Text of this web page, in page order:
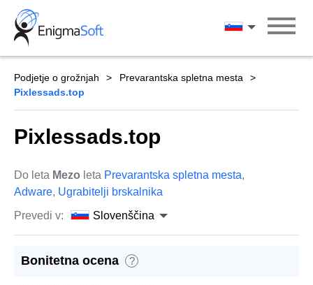
Skip
content
Slovenščina
Podjetje o grožnjah
Prevarantska spletna mesta
Pixlessads.top
Pixlessads.top
Do leta Mezo leta Prevarantska spletna mesta,
Adware, Ugrabitelji brskalnika
Prevedi v:
Slovenščina
Bonitetna ocena ?